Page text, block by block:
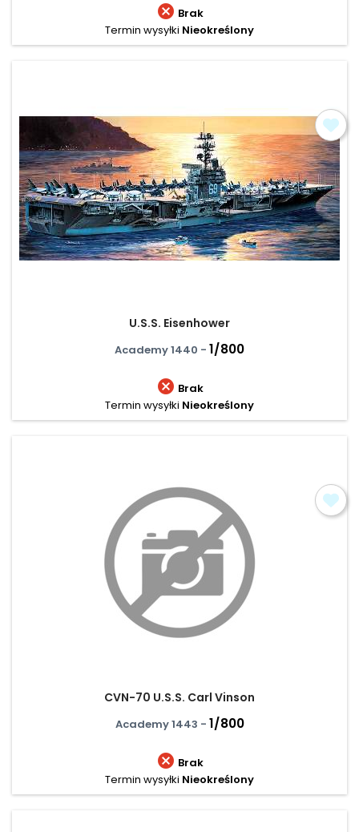
 Brak
Termin wysyłki Nieokreślony
U.S.S. Eisenhower
Academy 1440 - 1/800
 Brak
Termin wysyłki Nieokreślony
CVN-70 U.S.S. Carl Vinson
Academy 1443 - 1/800
 Brak
Termin wysyłki Nieokreślony